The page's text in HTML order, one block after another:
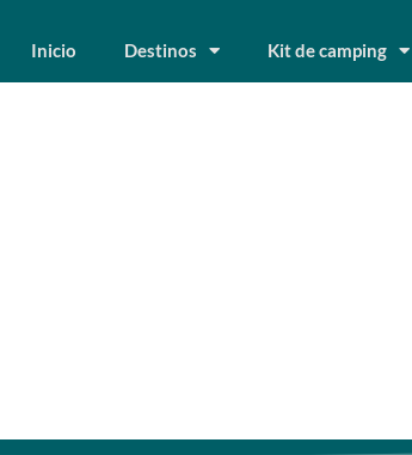
Inicio Destinos Kit de camping